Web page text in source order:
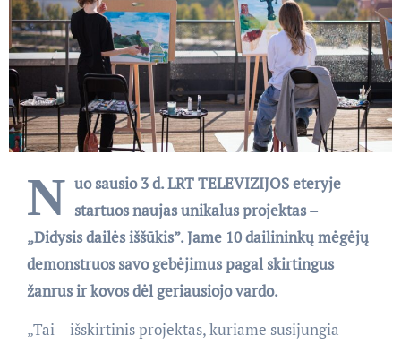
N uo sausio 3 d. LRT TELEVIZIJOS eteryje
startuos naujas unikalus projektas –
„Didysis dailės iššūkis”. Jame 10 dailininkų mėgėjų
demonstruos savo gebėjimus pagal skirtingus
žanrus ir kovos dėl geriausiojo vardo.
„Tai – išskirtinis projektas, kuriame susijungia